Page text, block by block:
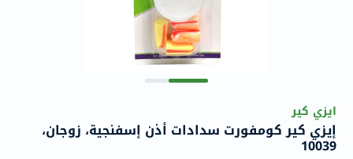
ايزي كير
إيزي كير كومفورت سدادات أذن إسفنجية، زوجان،
10039